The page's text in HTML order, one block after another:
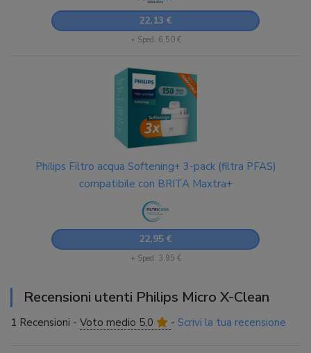
22,13 €
+ Sped. 6,50 €
Philips Filtro acqua Softening+ 3-pack (filtra PFAS)
compatibile con BRITA Maxtra+
22,95 €
+ Sped. 3,95 €
Recensioni utenti Philips Micro X-Clean
1 Recensioni - Voto medio 5,0 - Scrivi la tua recensione